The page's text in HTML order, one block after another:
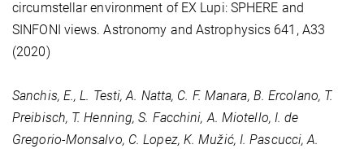
circumstellar environment of EX Lupi: SPHERE and
SINFONI views. Astronomy and Astrophysics 641 , A33
(2020)
Sanchis, E., L. Testi, A. Natta, C. F. Manara, B. Ercolano, T.
Preibisch, T. Henning, S. Facchini, A. Miotello, I. de
Gregorio-Monsalvo, C. Lopez, K. Mužić, I. Pascucci, A.